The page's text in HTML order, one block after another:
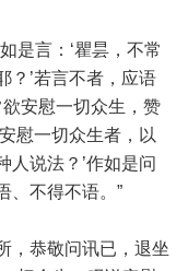
是言：‘瞿昙，不常
？’若言不者，应语
欲安慰一切众生，赞
慰一切众生者，以
人说法？’作如是问
、不得不语。”
，恭敬问讯已，退坐